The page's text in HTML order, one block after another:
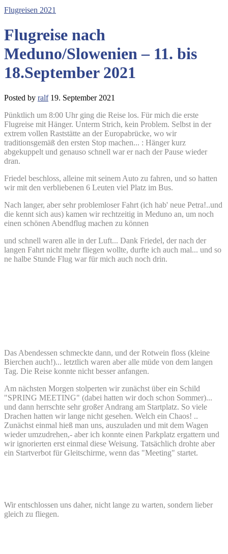
Flugreisen 2021
Flugreise nach
Meduno/Slowenien – 11. bis
18.September 2021
Posted by ralf 19. September 2021
Pünktlich um 8:00 Uhr ging die Reise los. Für mich die erste
Flugreise mit Hänger. Unterm Strich, kein Problem. Selbst in der
extrem vollen Raststätte an der Europabrücke, wo wir
traditionsgemäß den ersten Stop machen... : Hänger kurz
abgekuppelt und genauso schnell war er nach der Pause wieder
dran.
Friedel beschloss, alleine mit seinem Auto zu fahren, und so hatten
wir mit den verbliebenen 6 Leuten viel Platz im Bus.
Nach langer, aber sehr problemloser Fahrt (ich hab' neue Petra!..und
die kennt sich aus) kamen wir rechtzeitig in Meduno an, um noch
einen schönen Abendflug machen zu können
und schnell waren alle in der Luft... Dank Friedel, der nach der
langen Fahrt nicht mehr fliegen wollte, durfte ich auch mal... und so
ne halbe Stunde Flug war für mich auch noch drin.
Das Abendessen schmeckte dann, und der Rotwein floss (kleine
Bierchen auch!)... letztlich waren aber alle müde von dem langen
Tag. Die Reise konnte nicht besser anfangen.
Am nächsten Morgen stolperten wir zunächst über ein Schild
"SPRING MEETING" (dabei hatten wir doch schon Sommer)...
und dann herrschte sehr großer Andrang am Startplatz. So viele
Drachen hatten wir lange nicht gesehen. Welch ein Chaos! ..
Zunächst einmal hieß man uns, auszuladen und mit dem Wagen
wieder umzudrehen,- aber ich konnte einen Parkplatz ergattern und
wir ignorierten erst einmal diese Weisung. Tatsächlich drohte aber
ein Startverbot für Gleitschirme, wenn das "Meeting" startet.
Wir entschlossen uns daher, nicht lange zu warten, sondern lieber
gleich zu fliegen.